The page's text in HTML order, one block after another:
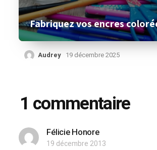
Fabriquez vos encres
Audrey 19 décembre 2025
1 commentaire
Félicie Honore
19 décembre 2013